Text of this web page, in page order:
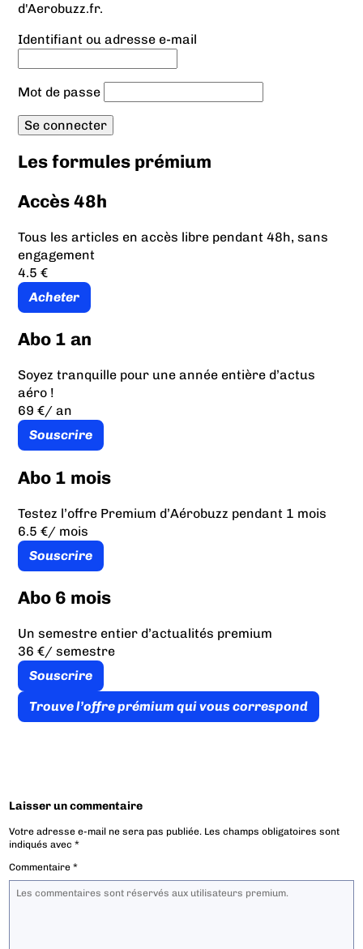
d'Aerobuzz.fr.
Identifiant ou adresse e-mail
Mot de passe
Les formules prémium
Accès 48h
Tous les articles en accès libre pendant 48h, sans
engagement
4.5 €
Acheter
Abo 1 an
Soyez tranquille pour une année entière d’actus
aéro !
69 €/ an
Souscrire
Abo 1 mois
Testez l’offre Premium d’Aérobuzz pendant 1 mois
6.5 €/ mois
Souscrire
Abo 6 mois
Un semestre entier d’actualités premium
36 €/ semestre
Souscrire
Trouve l’offre prémium qui vous correspond
Laisser un commentaire
Votre adresse e-mail ne sera pas publiée. Les champs obligatoires sont
indiqués avec*
Commentaire*